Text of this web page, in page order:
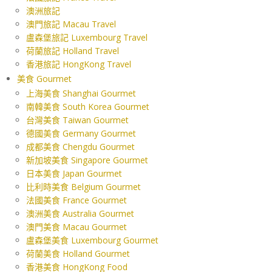
澳洲旅記
澳門旅記 Macau Travel
盧森堡旅記 Luxembourg Travel
荷蘭旅記 Holland Travel
香港旅記 HongKong Travel
美食 Gourmet
上海美食 Shanghai Gourmet
南韓美食 South Korea Gourmet
台灣美食 Taiwan Gourmet
德國美食 Germany Gourmet
成都美食 Chengdu Gourmet
新加坡美食 Singapore Gourmet
日本美食 Japan Gourmet
比利時美食 Belgium Gourmet
法國美食 France Gourmet
澳洲美食 Australia Gourmet
澳門美食 Macau Gourmet
盧森堡美食 Luxembourg Gourmet
荷蘭美食 Holland Gourmet
香港美食 HongKong Food